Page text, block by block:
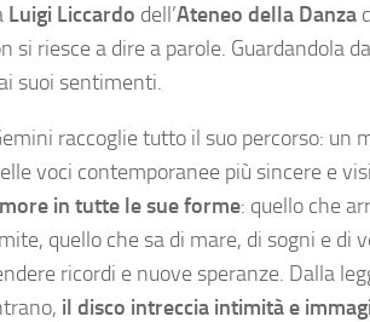
Luigi Liccardo dell’Ateneo della Danza
si riesce a dire a parole. Guardandola
suoi sentimenti.
raccoglie tutto il suo percorso: un
voci contemporanee più sincere e
in tutte le sue forme: quello che
quello che sa di mare, di sogni e
ricordi e nuove speranze. Dalla
il disco intreccia intimità e